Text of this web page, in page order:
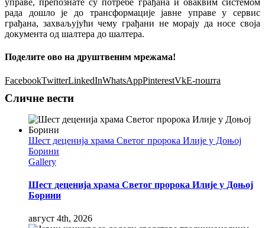
управе, препознате су потребе грађана и оваквим системом
рада дошло је до трансформације јавне управе у сервис
грађана, захваљујући чему грађани не морају да носе своја
документа од шалтера до шалтера.
Поделите ово на друштвеним мрежама!
FacebookTwitterLinkedInWhatsAppPinterestVkЕ-пошта
Сличне вести
Шест деценија храма Светог пророка Илије у Доњој
Борини
Gallery
Шест деценија храма Светог пророка Илије у Доњој
Борини
август 4th, 2026